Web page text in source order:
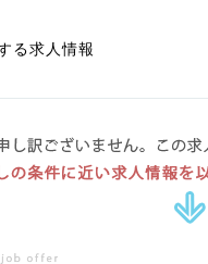
る求人情報